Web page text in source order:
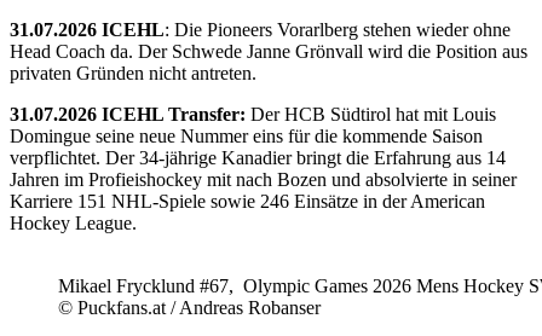
31.07.2026 ICEHL: Die Pioneers Vorarlberg stehen wieder ohne
Head Coach da. Der Schwede Janne Grönvall wird die Position aus
privaten Gründen nicht antreten.
31.07.2026 ICEHL Transfer: Der HCB Südtirol hat mit Louis
Domingue seine neue Nummer eins für die kommende Saison
verpflichtet. Der 34-jährige Kanadier bringt die Erfahrung aus 14
Jahren im Profieishockey mit nach Bozen und absolvierte in seiner
Karriere 151 NHL-Spiele sowie 246 Einsätze in der American
Hockey League.
Mikael Frycklund #67, Olympic Games 2026 Mens Hockey
© Puckfans.at / Andreas Robanser